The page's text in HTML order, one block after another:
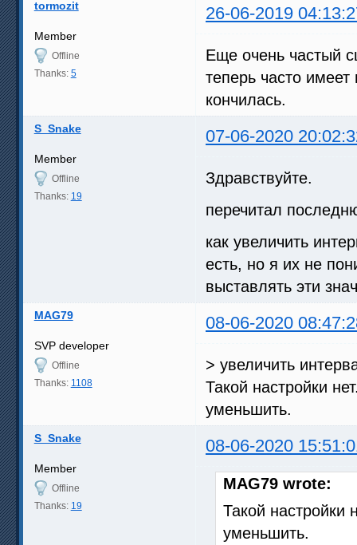
tormozit 26-06-2019
Member
Offline
Thanks: 5
Еще очень частый
теперь часто
кончилась.
S_Snake 07-06-2020
Member
Offline
Thanks: 19
Здравствуйте.
перечитал
как увеличить
есть, но я их не
выставлять эти
MAG79 08-06-2020
SVP developer
Offline
Thanks: 1108
> увеличить
Такой настройки
уменьшить.
S_Snake 08-06-2020
Member
Offline
Thanks: 19
MAG79 wrote:
Такой настройки
уменьшить.